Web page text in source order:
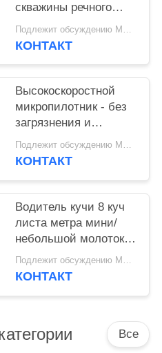
скважины речного
канала - установка на
экскаваторе и
Подлежит обсуждению MOQ:1
КОНТАКТ
Высокоскоростной
микропилотник - без
загрязнения и
высокая
эффективность
Подлежит обсуждению MOQ:1
КОНТАКТ
Водитель кучи 8 куч
листа метра мини/
небольшой молоток
Vibro привода
экскаватора
Подлежит обсуждению MOQ:1 набор
КОНТАКТ
Все